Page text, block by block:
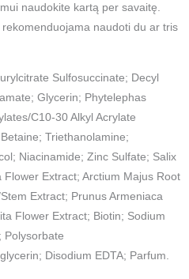
naudokite kartą per savaitę.
naudoti du ar tris
Sulfosuccinate; Decyl
Glycerin; Phytelephas
C10-30 Alkyl Acrylate
Triethanolamine;
Niacinamide; Zinc Sulfate; Salix
Extract; Arctium Majus Root
Extract; Prunus Armeniaca
Flower Extract; Biotin; Sodium
Polysorbate
Disodium EDTA; Parfum.